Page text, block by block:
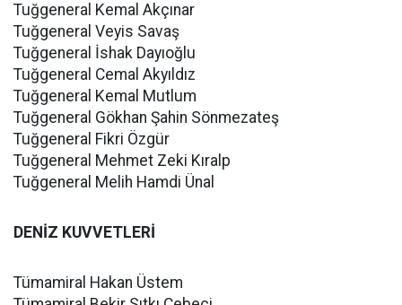
Tuğgeneral Kemal Akçınar
Tuğgeneral Veyis Savaş
Tuğgeneral İshak Dayıoğlu
Tuğgeneral Cemal Akyıldız
Tuğgeneral Kemal Mutlum
Tuğgeneral Gökhan Şahin Sönmezateş
Tuğgeneral Fikri Özgür
Tuğgeneral Mehmet Zeki Kıralp
Tuğgeneral Melih Hamdi Ünal
DENİZ KUVVETLERİ
Tümamiral Hakan Üstem